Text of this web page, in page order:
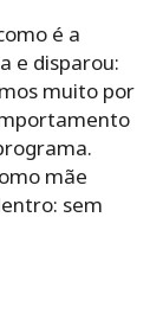
é a
e disparou:
muito por
mãe
sem